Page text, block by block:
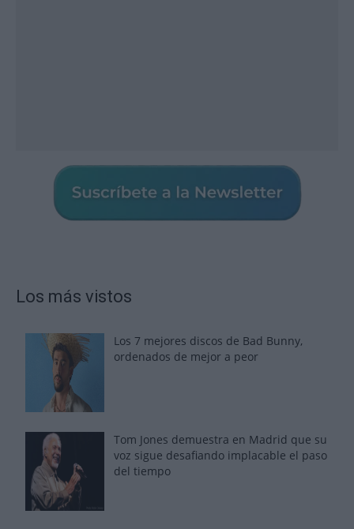
Los más vistos
Los 7 mejores discos de Bad Bunny,
ordenados de mejor a peor
Tom Jones demuestra en Madrid que su
voz sigue desafiando implacable el paso
del tiempo